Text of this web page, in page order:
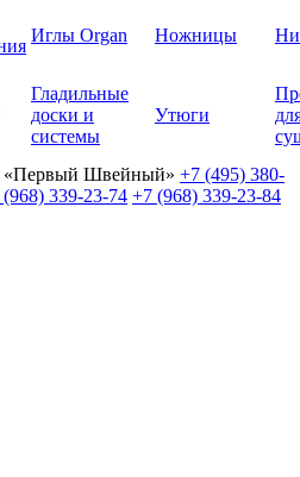
Иглы Organ Ножницы
Гладильные
доски и
системы
Утюги
«Первый Швейный» +7 (495) 380-
339-23-74 +7 (968) 339-23-84